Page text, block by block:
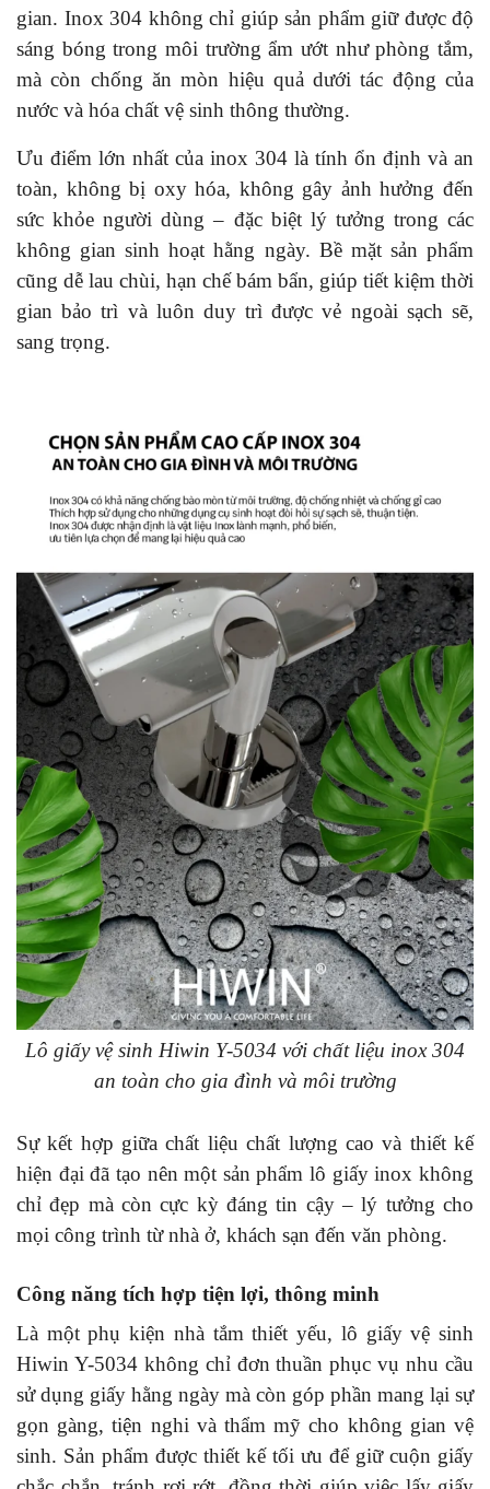
gian. Inox 304 không chỉ giúp sản phẩm giữ được độ
sáng bóng trong môi trường ẩm ướt như phòng tắm,
mà còn chống ăn mòn hiệu quả dưới tác động của
nước và hóa chất vệ sinh thông thường.
Ưu điểm lớn nhất của inox 304 là tính ổn định và an
toàn, không bị oxy hóa, không gây ảnh hưởng đến
sức khỏe người dùng – đặc biệt lý tưởng trong các
không gian sinh hoạt hằng ngày. Bề mặt sản phẩm
cũng dễ lau chùi, hạn chế bám bẩn, giúp tiết kiệm thời
gian bảo trì và luôn duy trì được vẻ ngoài sạch sẽ,
sang trọng.
Lô giấy vệ sinh Hiwin Y-5034 với chất liệu inox 304
an toàn cho gia đình và môi trường
Sự kết hợp giữa chất liệu chất lượng cao và thiết kế
hiện đại đã tạo nên một sản phẩm lô giấy inox không
chỉ đẹp mà còn cực kỳ đáng tin cậy – lý tưởng cho
mọi công trình từ nhà ở, khách sạn đến văn phòng.
Công năng tích hợp tiện lợi, thông minh
Là một phụ kiện nhà tắm thiết yếu, lô giấy vệ sinh
Hiwin Y-5034 không chỉ đơn thuần phục vụ nhu cầu
sử dụng giấy hằng ngày mà còn góp phần mang lại sự
gọn gàng, tiện nghi và thẩm mỹ cho không gian vệ
sinh. Sản phẩm được thiết kế tối ưu để giữ cuộn giấy